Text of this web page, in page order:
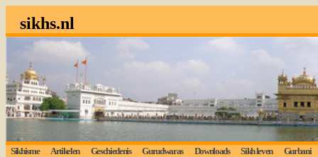
sikhs.nl
Sikhisme Artikelen Geschiedenis Gurudwaras Downloads Sikh leven Gurbani